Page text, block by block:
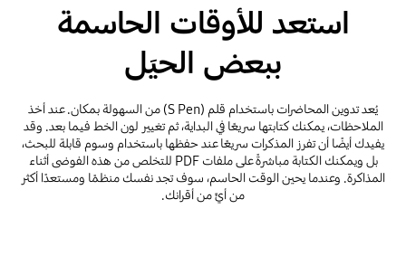
استعد للأوقات الحاسمة
ببعض الحيَل
يُعد تدوين المحاضرات باستخدام قلم (S Pen) من السهولة بمكان. عند أخذ
الملاحظات، يمكنك كتابتها سريعًا في البداية، ثم تغيير لون الخط فيما بعد. وقد
يفيدك أيضًا أن تفرز المذكرات سريعًا عند حفظها باستخدام وسوم قابلة للبحث،
بل ويمكنك الكتابة مباشرةً على ملفات PDF للتخلص من هذه الفوضى أثناء
المذاكرة. وعندما يحين الوقت الحاسم، سوف تجد نفسك منظمًا ومستعدًا أكثر
من أيٍّ من أقرانك.